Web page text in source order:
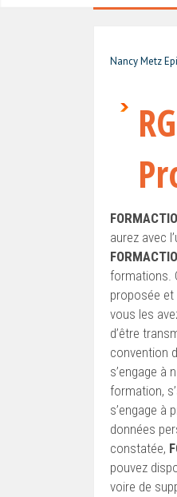
Nancy Metz
aurez avec
formations.
proposée
vous les
d’être
convention
s’engage à
formation,
s’engage à
données
constatée,
pouvez
voire de